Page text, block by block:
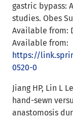
gastric bypass:
studies. Obes
Available from:
Available from:
https://
0520-0
Jiang HP, Lin L
hand-sewn
anastomosis